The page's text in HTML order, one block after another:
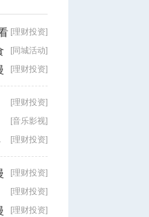
[理财投资]
[同城活动]
[理财投资]
[理财投资]
[音乐影视]
[理财投资]
[理财投资]
[理财投资]
[理财投资]